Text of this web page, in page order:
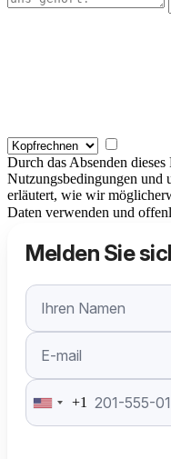
Durch das Absenden
Nutzungsbedingungen und
erläutert, wie wir
Daten verwenden und
Melden Sie
United
States
+1